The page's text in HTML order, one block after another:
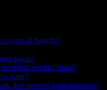
over di Spotify?
suara?
pengisi suara?
actor?
dari pengisi suara manusia?